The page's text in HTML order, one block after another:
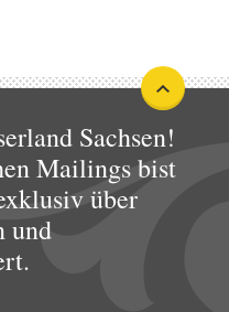
Sachsen!
Mailings bist
über
und